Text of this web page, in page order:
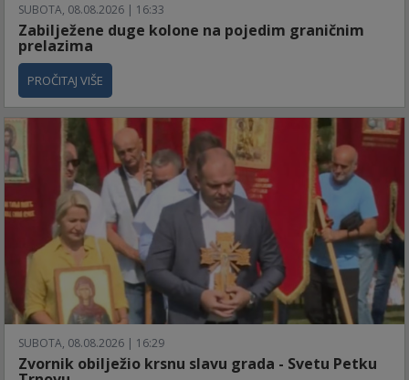
SUBOTA, 08.08.2026 | 16:33
Zabilježene duge kolone na pojedim graničnim
prelazima
PROČITAJ VIŠE
SUBOTA, 08.08.2026 | 16:29
Zvornik obilježio krsnu slavu grada - Svetu Petku